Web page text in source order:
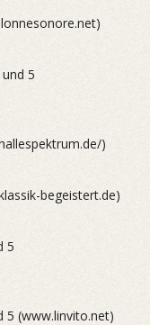
5
)
begeistert.de)
5
5 (www.linvito.net)